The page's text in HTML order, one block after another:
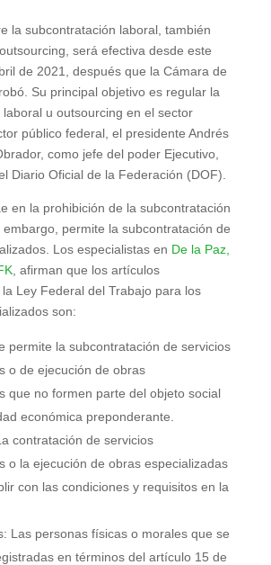
la subcontratación laboral, también
será efectiva desde este
de 2021, después que la Cámara de
Su principal objetivo es regular la
u outsourcing en el sector
público federal, el presidente Andrés
como jefe del poder Ejecutivo,
Diario Oficial de la Federación (DOF).
en la prohibición de la subcontratación
permite la subcontratación de
Los especialistas en De la Paz,
, afirman que los artículos
Ley Federal del Trabajo para los
son:
permite la subcontratación de servicios
o de ejecución de obras
que no formen parte del objeto social
económica preponderante.
contratación de servicios
o la ejecución de obras especializadas
con las condiciones y requisitos en la
Las personas físicas o morales que se
en términos del artículo 15 de